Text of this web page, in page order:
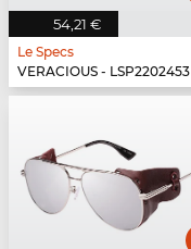
54,21 €
Le Specs
VERACIOUS - LSP2202453